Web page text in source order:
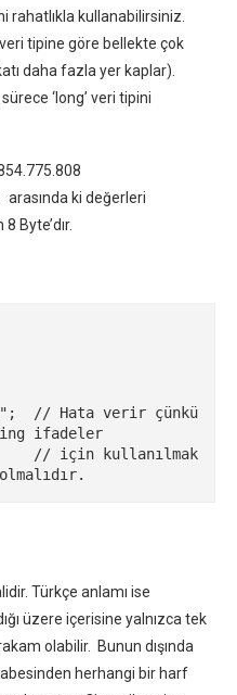
rahatlıkla kullanabilirsiniz.
veri tipine göre bellekte çok
daha fazla yer kaplar).
‘long’ veri tipini
ki değerleri
Byte’dır.
// Hata verir çünkü
ifadeler
Türkçe anlamı ise
üzere içerisine yalnızca tek
olabilir. Bunun dışında
herhangi bir harf